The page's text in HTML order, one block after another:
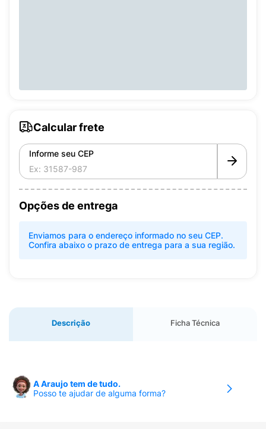
Calcular frete
Informe seu CEP
Opções de entrega
Enviamos para o endereço informado no seu CEP.
Confira abaixo o prazo de entrega para a sua região.
Descrição Ficha Técnica
A Araujo tem de tudo.
Posso te ajudar de alguma forma?